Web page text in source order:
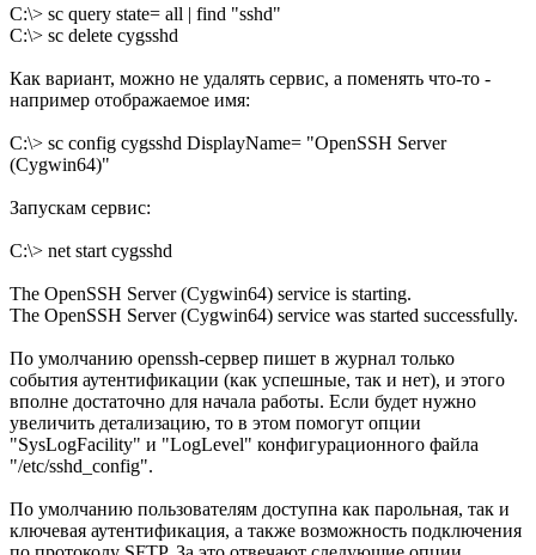
C:\> sc query state= all | find "sshd"
C:\> sc delete cygsshd
Как вариант, можно не удалять сервис, а поменять что-то -
например отображаемое имя:
C:\> sc config cygsshd DisplayName= "OpenSSH Server
(Cygwin64)"
Запускам сервис:
C:\> net start cygsshd
The OpenSSH Server (Cygwin64) service is starting.
The OpenSSH Server (Cygwin64) service was started successfully.
По умолчанию openssh-сервер пишет в журнал только
события аутентификации (как успешные, так и нет), и этого
вполне достаточно для начала работы. Если будет нужно
увеличить детализацию, то в этом помогут опции
"SysLogFacility" и "LogLevel" конфигурационного файла
"/etc/sshd_config".
По умолчанию пользователям доступна как парольная, так и
ключевая аутентификация, а также возможность подключения